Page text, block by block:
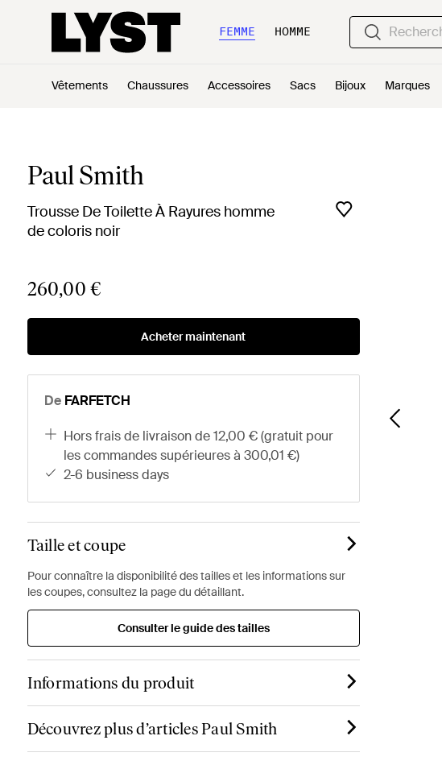
FEMME HOMME
Vêtements Chaussures Accessoires Sacs Bijoux Marques
Paul Smith
Trousse De Toilette À Rayures homme
de coloris noir
260,00 €
Acheter maintenant
De FARFETCH
hors frais de livraison de 12,00 € (gratuit pour
les commandes supérieures à 300,01 €)
2-6 business days
Taille et coupe
Pour connaître la disponibilité des tailles et les informations sur
les coupes, consultez la page du détaillant.
Consulter le guide des tailles
Informations du produit
Découvrez plus d’articles Paul Smith